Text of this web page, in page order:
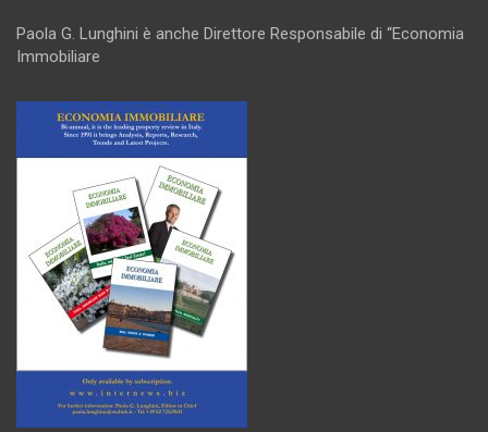
Paola G. Lunghini è anche Direttore Responsabile di “Economia
Immobiliare